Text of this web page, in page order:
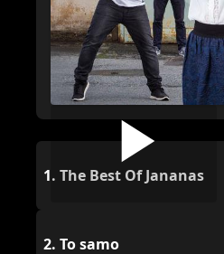
1. The Best Of Jananas
2. To samo